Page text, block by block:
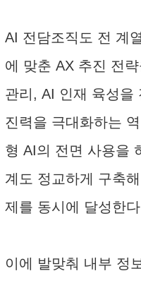
AI 전담조직도 전 계
에 맞춘 AX 추진 전
관리, AI 인재 육성을
진력을 극대화하는
형 AI의 전면 사용을
계도 정교하게 구축
제를 동시에 달성한
이에 발맞춰 내부 정